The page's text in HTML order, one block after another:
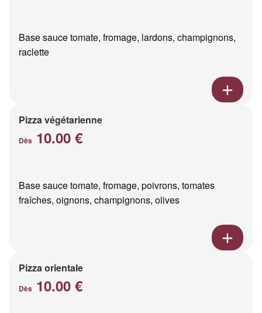
Base sauce tomate, fromage, lardons, champignons,
raclette
Pizza végétarienne
Dès 10.00 €
Base sauce tomate, fromage, poivrons, tomates
fraîches, oignons, champignons, olives
Pizza orientale
Dès 10.00 €